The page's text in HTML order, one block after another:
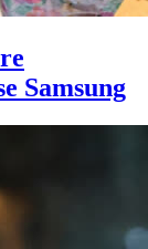
Samsung